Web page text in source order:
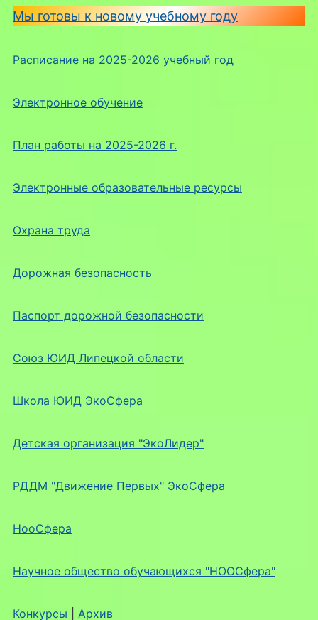
Мы готовы к новому учебному году
Расписание на 2025-2026 учебный год
Электронное обучение
План работы на 2025-2026 г.
Электронные образовательные ресурсы
Охрана труда
Дорожная безопасность
Паспорт дорожной безопасности
Союз ЮИД Липецкой области
Школа ЮИД ЭкоСфера
Детская организация "ЭкоЛидер"
РДДМ "Движение Первых" ЭкоСфера
НооСфера
Научное общество обучающихся "НООСфера"
Конкурсы Архив